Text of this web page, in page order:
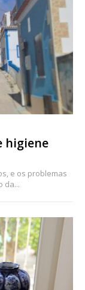
higiene
e os problemas
da...